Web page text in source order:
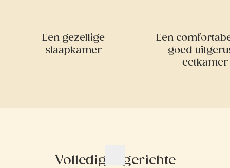
Een gezellige
slaapkamer
Een
goed
eetkamer
Volledig ingerichte